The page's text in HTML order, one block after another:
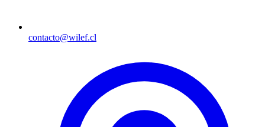
contacto@wilef.cl